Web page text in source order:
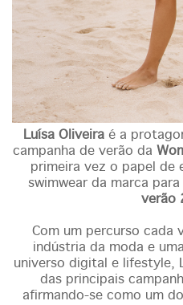
Luísa Oliveiraé a
campanha de verão da
primeira vez o papel de
swimwear da marca
verão
Com um percurso cada
indústria da moda e
universo digital e lifestyle,
das principais
afirmando-se como um